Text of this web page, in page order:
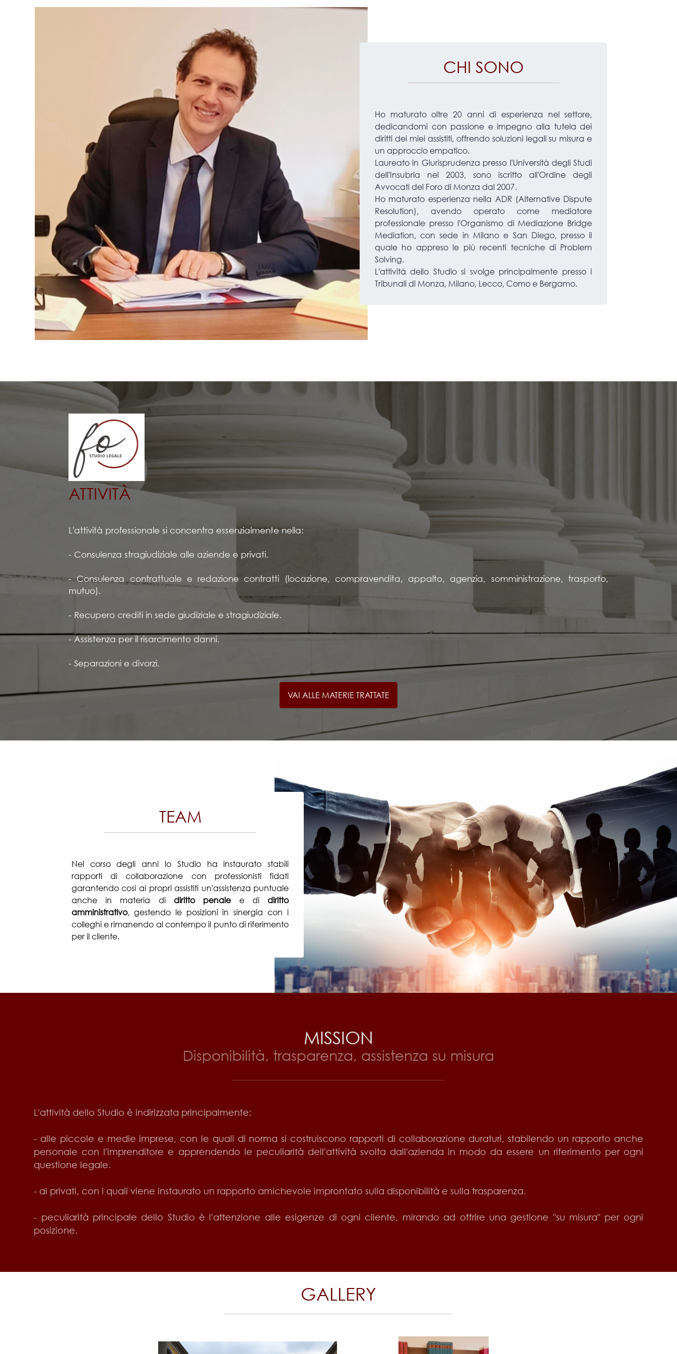
CHI SONO
Ho maturato oltre 20 anni di esperienza nel settore,
dedicandomi con passione e impegno alla tutela dei
diritti dei miei assistiti, offrendo soluzioni legali su misura e
un approccio empatico.
Laureato in Giurisprudenza presso l′Università degli Studi
dell′Insubria nel 2003, sono iscritto all′Ordine degli
Avvocati del Foro di Monza dal 2007.
Ho maturato esperienza nella ADR (Alternative Dispute
Resolution), avendo operato come mediatore
professionale presso l′Organismo di Mediazione Bridge
Mediation, con sede in Milano e San Diego, presso il
quale ho appreso le più recenti tecniche di Problem
Solving.
L′attività dello Studio si svolge principalmente presso i
Tribunali di Monza, Milano, Lecco, Como e Bergamo.
ATTIVITÀ
L′attività professionale si concentra essenzialmente nella:
- Consulenza stragiudiziale alle aziende e privati.
- Consulenza contrattuale e redazione contratti (locazione, compravendita, appalto, agenzia, somministrazione, trasporto,
mutuo).
- Recupero crediti in sede giudiziale e stragiudiziale.
- Assistenza per il risarcimento danni.
- Separazioni e divorzi.
VAI ALLE MATERIE TRATTATE
TEAM
Nel corso degli anni lo Studio ha instaurato stabili
rapporti di collaborazione con professionisti fidati
garantendo così ai propri assistiti un′assistenza puntuale
anche in materia di diritto penalee didiritto
amministrativo, gestendo le posizioni in sinergia con i
colleghi e rimanendo al contempo il punto di riferimento
per il cliente.
MISSION
Disponibilità, trasparenza, assistenza su misura
L′attività dello Studio è indirizzata principalmente:
- alle piccole e medie imprese, con le quali di norma si costruiscono rapporti di collaborazione duraturi, stabilendo un rapporto anche
personale con l′imprenditore e apprendendo le peculiarità dell′attività svolta dall′azienda in modo da essere un riferimento per ogni
questione legale.
- ai privati, con i quali viene instaurato un rapporto amichevole improntato sulla disponibilità e sulla trasparenza.
- peculiarità principale dello Studio è l′attenzione alle esigenze di ogni cliente, mirando ad offrire una gestione "su misura" per ogni
posizione.
GALLERY